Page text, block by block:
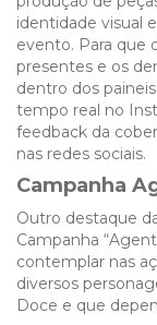
identidade visual
evento. Para que
presentes e os
dentro dos
tempo real no
feedback da
nas redes sociais.
Campanha
Outro destaque
Campanha
contemplar nas
diversos
Doce e que